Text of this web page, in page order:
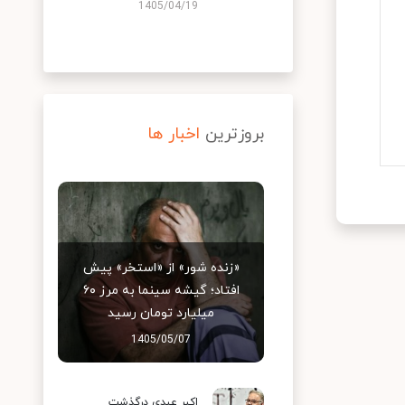
1405/04/19
بروزترین اخبار ها
«زنده شور» از «استخر» پیش
افتاد؛ گیشه سینما به مرز ۶۰
میلیارد تومان رسید
1405/05/07